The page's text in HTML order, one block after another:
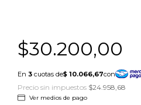
$30.200,00
Precio sin impuestos $24.958,68
Ver medios de pago